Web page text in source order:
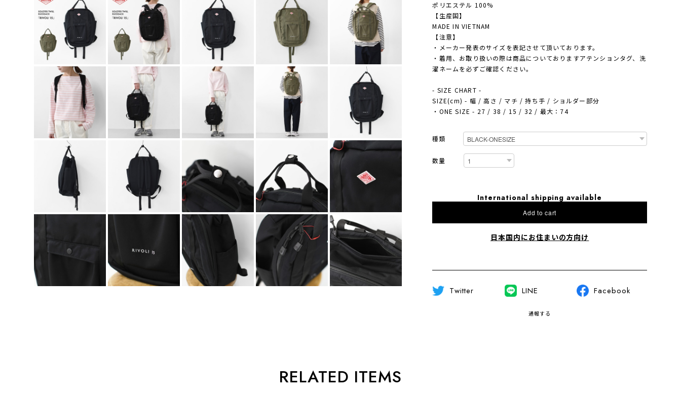
ポリエステル 100%
【生産国】
MADE IN VIETNAM
【注意】
・メーカー発表のサイズを表記させて頂いております。
・着用、お取り扱いの際は商品についておりますアテンションタグ、洗
濯ネームを必ずご確認ください。
- SIZE CHART -
SIZE(cm) - 幅 / 高さ / マチ / 持ち手 / ショルダー部分
・ONE SIZE - 27 / 38 / 15 / 32 / 最大：74
種類
数量
International shipping available
Add to cart
日本国内にお住まいの方向け
Twitter LINE Facebook
通報する
RELATED ITEMS